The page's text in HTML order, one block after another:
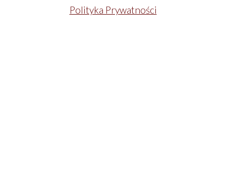
Polityka Prywatności